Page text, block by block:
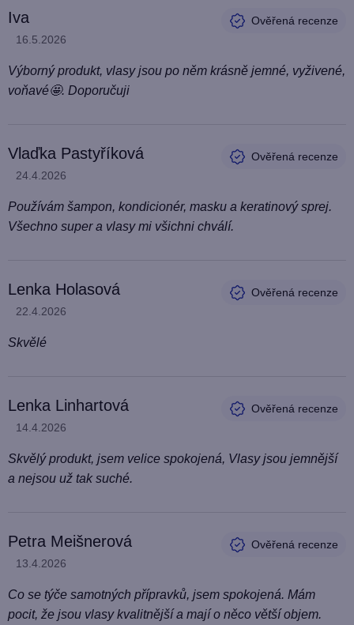
Iva
Hodnocení produktu je 5 z 5 hvězdiček.
16.5.2026
Výborný produkt, vlasy jsou po něm krásně jemné, vyživené,
voňavé🤩. Doporučuji
Vlaďka Pastyříková
Hodnocení produktu je 5 z 5 hvězdiček.
24.4.2026
Používám šampon, kondicionér, masku a keratinový sprej.
Všechno super a vlasy mi všichni chválí.
Lenka Holasová
Hodnocení produktu je 5 z 5 hvězdiček.
22.4.2026
Skvělé
Lenka Linhartová
Hodnocení produktu je 5 z 5 hvězdiček.
14.4.2026
Skvělý produkt, jsem velice spokojená, Vlasy jsou jemnější
a nejsou už tak suché.
Petra Meišnerová
Hodnocení produktu je 5 z 5 hvězdiček.
13.4.2026
Co se týče samotných přípravků, jsem spokojená. Mám
pocit, že jsou vlasy kvalitnější a mají o něco větší objem.